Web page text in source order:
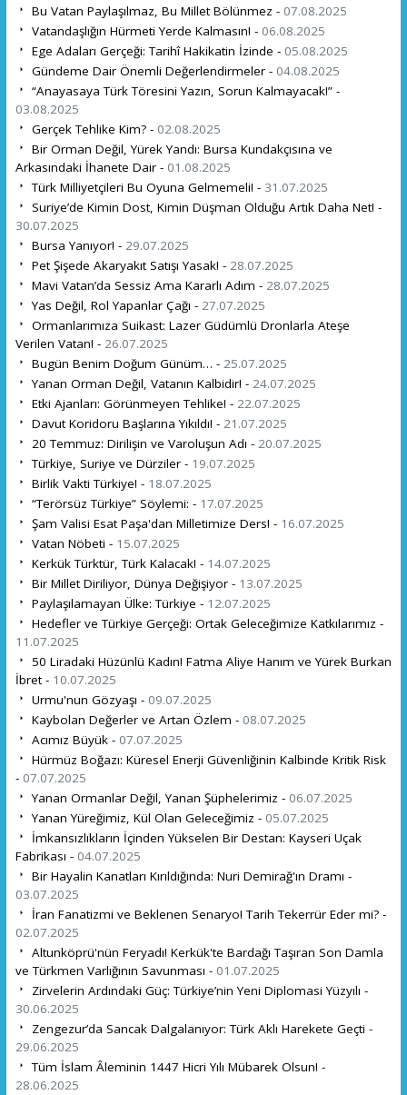
Bu Vatan Paylaşılmaz, Bu Millet Bölünmez - 07.08.2025
Vatandaşlığın Hürmeti Yerde Kalmasın! - 06.08.2025
Ege Adaları Gerçeği: Tarihî Hakikatin İzinde - 05.08.2025
Gündeme Dair Önemli Değerlendirmeler - 04.08.2025
“Anayasaya Türk Töresini Yazın, Sorun Kalmayacak!” -
03.08.2025
Gerçek Tehlike Kim? - 02.08.2025
Bir Orman Değil, Yürek Yandı: Bursa Kundakçısına ve
Arkasındaki İhanete Dair - 01.08.2025
Türk Milliyetçileri Bu Oyuna Gelmemeli! - 31.07.2025
Suriye’de Kimin Dost, Kimin Düşman Olduğu Artık Daha Net! -
30.07.2025
Bursa Yanıyor! - 29.07.2025
Pet Şişede Akaryakıt Satışı Yasak! - 28.07.2025
Mavi Vatan’da Sessiz Ama Kararlı Adım - 28.07.2025
Yas Değil, Rol Yapanlar Çağı - 27.07.2025
Ormanlarımıza Suikast: Lazer Güdümlü Dronlarla Ateşe
Verilen Vatan! - 26.07.2025
Bugün Benim Doğum Günüm… - 25.07.2025
Yanan Orman Değil, Vatanın Kalbidir! - 24.07.2025
Etki Ajanları: Görünmeyen Tehlike! - 22.07.2025
Davut Koridoru Başlarına Yıkıldı! - 21.07.2025
20 Temmuz: Dirilişin ve Varoluşun Adı - 20.07.2025
Türkiye, Suriye ve Dürziler - 19.07.2025
Birlik Vakti Türkiye! - 18.07.2025
“Terörsüz Türkiye” Söylemi: - 17.07.2025
Şam Valisi Esat Paşa'dan Milletimize Ders! - 16.07.2025
Vatan Nöbeti - 15.07.2025
Kerkük Türktür, Türk Kalacak! - 14.07.2025
Bir Millet Diriliyor, Dünya Değişiyor - 13.07.2025
Paylaşılamayan Ülke: Türkiye - 12.07.2025
Hedefler ve Türkiye Gerçeği: Ortak Geleceğimize Katkılarımız -
11.07.2025
50 Liradaki Hüzünlü Kadın! Fatma Aliye Hanım ve Yürek Burkan
İbret - 10.07.2025
Urmu'nun Gözyaşı - 09.07.2025
Kaybolan Değerler ve Artan Özlem - 08.07.2025
Acımız Büyük - 07.07.2025
Hürmüz Boğazı: Küresel Enerji Güvenliğinin Kalbinde Kritik Risk
- 07.07.2025
Yanan Ormanlar Değil, Yanan Şüphelerimiz - 06.07.2025
Yanan Yüreğimiz, Kül Olan Geleceğimiz - 05.07.2025
İmkansızlıkların İçinden Yükselen Bir Destan: Kayseri Uçak
Fabrikası - 04.07.2025
Bir Hayalin Kanatları Kırıldığında: Nuri Demirağ'ın Dramı -
03.07.2025
İran Fanatizmi ve Beklenen Senaryo! Tarih Tekerrür Eder mi? -
02.07.2025
Altunköprü'nün Feryadı! Kerkük'te Bardağı Taşıran Son Damla
ve Türkmen Varlığının Savunması - 01.07.2025
Zirvelerin Ardındaki Güç: Türkiye’nin Yeni Diplomasi Yüzyılı -
30.06.2025
Zengezur’da Sancak Dalgalanıyor: Türk Aklı Harekete Geçti -
29.06.2025
Tüm İslam Âleminin 1447 Hicri Yılı Mübarek Olsun! -
28.06.2025